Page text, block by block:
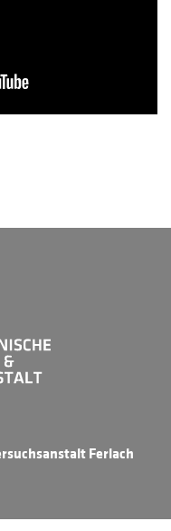
Ferlach